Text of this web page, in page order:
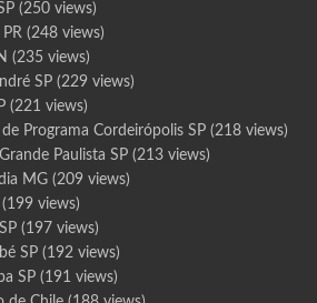
(250 views)
(248 views)
(235 views)
SP(229 views)
(221 views)
Programa Cordeirópolis SP(218 views)
Paulista SP(213 views)
MG(209 views)
(199 views)
(197 views)
SP(192 views)
SP(191 views)